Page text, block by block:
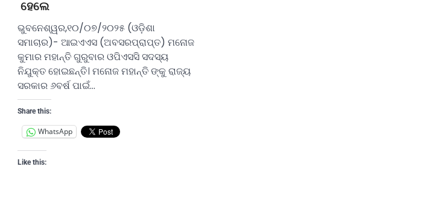
ହେଲେ
ଭୁବନେଶ୍ୱର,୧୦/୦୭/୨୦୨୫ (ଓଡ଼ିଶା
ସମାଚାର)- ଆଇଏଏସ (ଅବସରପ୍ରାପ୍ତ) ମନୋଜ
କୁମାର ମହାନ୍ତି ଗୁରୁବାର ଓପିଏସସି ସଦସ୍ୟ
ନିଯୁକ୍ତ ହୋଇଛନ୍ତି। ମନୋଜ ମହାନ୍ତି ଙ୍କୁ ରାଜ୍ୟ
ସରକାର ୬ବର୍ଷ ପାଇଁ…
Share this:
WhatsApp
Like this: